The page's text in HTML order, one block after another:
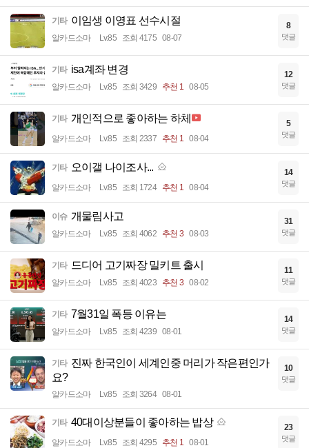
기타 이임생 이영표 선수시절
알카드소마 Lv.85 조회 4175 08-07
8
댓글
기타 isa계좌 변경
알카드소마 Lv.85 조회 3429 추천 1 08-05
12
댓글
기타 개인적으로 좋아하는 하체
알카드소마 Lv.85 조회 2337 추천 1 08-04
5
댓글
기타 오이갤 나이조사...
알카드소마 Lv.85 조회 1724 추천 1 08-04
14
댓글
이슈 개물림사고
알카드소마 Lv.85 조회 4062 추천 3 08-03
31
댓글
기타 드디어 고기짜장 밀키트 출시
알카드소마 Lv.85 조회 4023 추천 3 08-02
11
댓글
기타 7월31일 폭등 이유는
알카드소마 Lv.85 조회 4239 08-01
14
댓글
기타 진짜 한국인이 세계인중 머리가 작은편인가
요?
알카드소마 Lv.85 조회 3264 08-01
10
댓글
기타 40대이상분들이 좋아하는 밥상
알카드소마 Lv.85 조회 4295 추천 1 08-01
23
댓글